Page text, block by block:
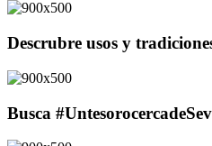
Descrubre usos y
Busca